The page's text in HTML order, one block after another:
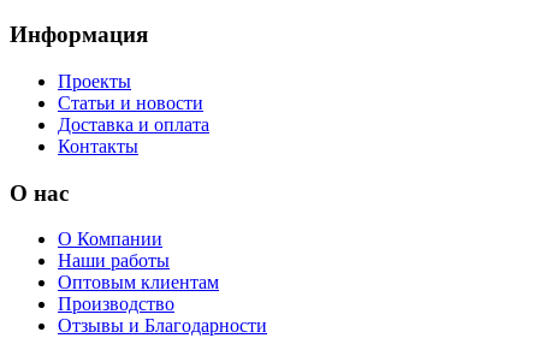
Информация
Проекты
Статьи и новости
Доставка и оплата
Контакты
О нас
О Компании
Наши работы
Оптовым клиентам
Производство
Отзывы и Благодарности